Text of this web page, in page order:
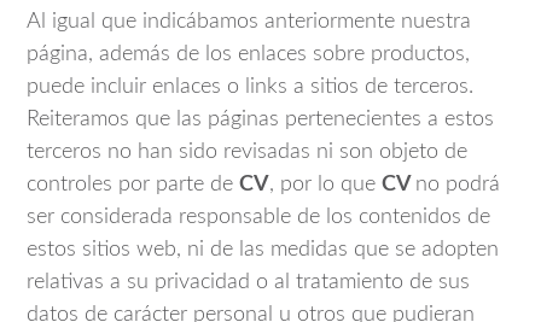
Al igual que indicábamos anteriormente nuestra
página, además de los enlaces sobre productos,
puede incluir enlaces o links a sitios de terceros.
Reiteramos que las páginas pertenecientes a estos
terceros no han sido revisadas ni son objeto de
controles por parte de CV, por lo que CV no podrá
ser considerada responsable de los contenidos de
estos sitios web, ni de las medidas que se adopten
relativas a su privacidad o al tratamiento de sus
datos de carácter personal u otros que pudieran